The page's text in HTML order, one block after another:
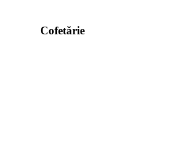
Cofetărie